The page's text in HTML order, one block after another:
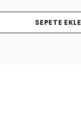
SEPETE EKLE